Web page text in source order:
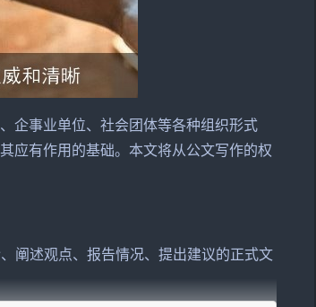
企事业单位、社会团体等各种组织形式
应有作用的基础。本文将从公文写作的权
阐述观点、报告情况、提出建议的正式文